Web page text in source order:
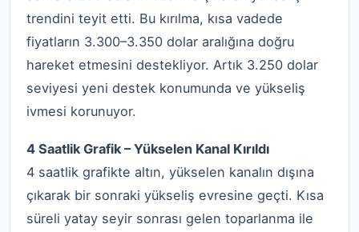
trendini teyit etti. Bu kırılma, kısa vadede
fiyatların 3.300–3.350 dolar aralığına doğru
hareket etmesini destekliyor. Artık 3.250 dolar
seviyesi yeni destek konumunda ve yükseliş
ivmesi korunuyor.
4 Saatlik Grafik – Yükselen Kanal Kırıldı
4 saatlik grafikte altın, yükselen kanalın dışına
çıkarak bir sonraki yükseliş evresine geçti. Kısa
süreli yatay seyir sonrası gelen toparlanma ile